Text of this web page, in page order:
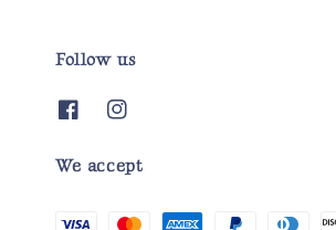
Follow us
We accept